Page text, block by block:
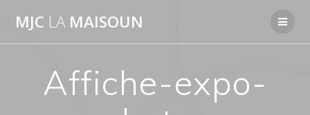
MJC LA MAISOUN
Affiche-expo-